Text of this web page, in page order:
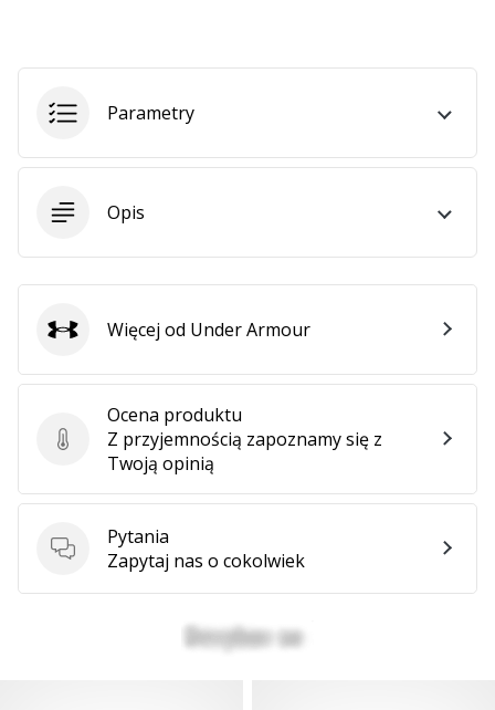
Parametry
Opis
Ocena produktu
Ocena produktu
Z przyjemnością zapoznamy się z
Twoją opinią
Pytania
Pytania
Zapytaj nas o cokolwiek
Under Armour
Więcej od Under Armour